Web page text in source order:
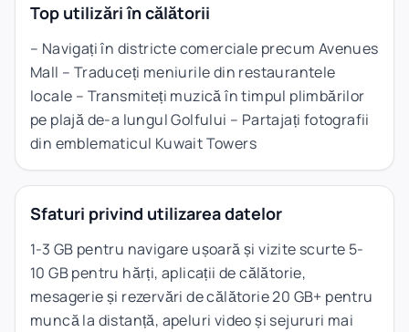
Top utilizări în călătorii
– Navigați în districte comerciale precum Avenues
Mall – Traduceți meniurile din restaurantele
locale – Transmiteți muzică în timpul plimbărilor
pe plajă de-a lungul Golfului – Partajați fotografii
din emblematicul Kuwait Towers
Sfaturi privind utilizarea datelor
1-3 GB pentru navigare ușoară și vizite scurte 5-
10 GB pentru hărți, aplicații de călătorie,
mesagerie și rezervări de călătorie 20 GB+ pentru
muncă la distanță, apeluri video și sejururi mai